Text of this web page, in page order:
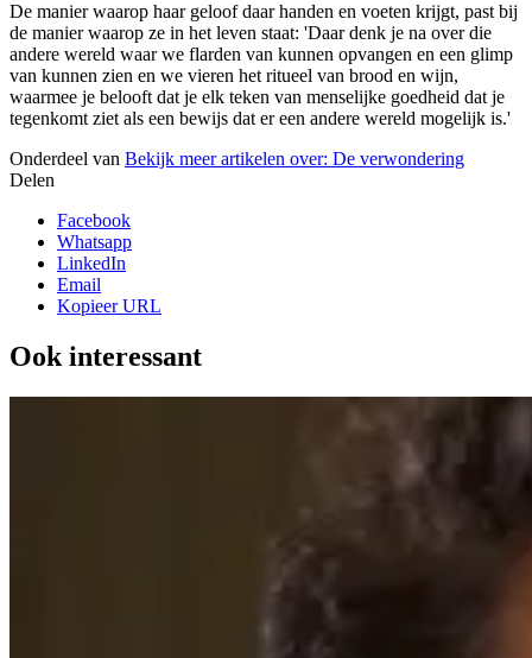
De manier waarop haar geloof daar handen en voeten krijgt, past bij
de manier waarop ze in het leven staat: 'Daar denk je na over die
andere wereld waar we flarden van kunnen opvangen en een glimp
van kunnen zien en we vieren het ritueel van brood en wijn,
waarmee je belooft dat je elk teken van menselijke goedheid dat je
tegenkomt ziet als een bewijs dat er een andere wereld mogelijk is.'
Onderdeel van Bekijk meer artikelen over: De verwondering
Delen
Facebook
Whatsapp
LinkedIn
Email
Kopieer URL
Ook interessant